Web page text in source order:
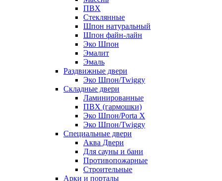
ПВХ
Стеклянные
Шпон натуральный
Шпон файн-лайн
Эко Шпон
Эмалит
Эмаль
Раздвижные двери
Эко Шпон/Twiggy
Складные двери
Ламинированные
ПВХ (гармошки)
Эко Шпон/Porta X
Эко Шпон/Twiggy
Специальные двери
Аква Двери
Для сауны и бани
Противопожарные
Строительные
Арки и порталы